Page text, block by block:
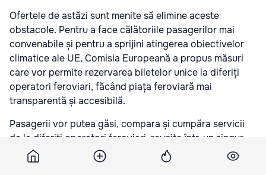
Ofertele de astăzi sunt menite să elimine aceste
obstacole. Pentru a face călătoriile pasagerilor mai
convenabile și pentru a sprijini atingerea obiectivelor
climatice ale UE, Comisia Europeană a propus măsuri
care vor permite rezervarea biletelor unice la diferiți
operatori feroviari, făcând piața feroviară mai
transparentă și accesibilă.
Pasagerii vor putea găsi, compara și cumpăra servicii
de la diferiți operatori feroviari, reunite într-un singur
bilet, care poate fi achiziționat printr-o singură
tranzacție pe platforma de vânzare a biletelor aleasă de